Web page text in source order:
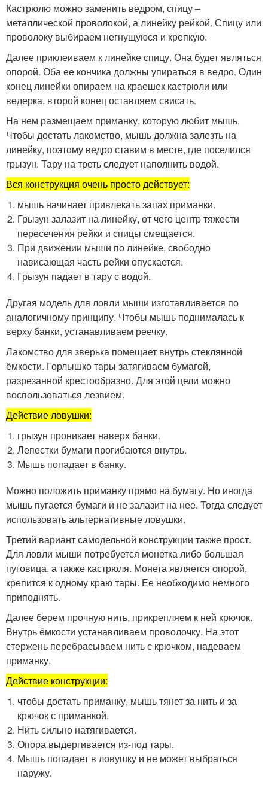
Кастрюлю можно заменить ведром, спицу –
металлической проволокой, а линейку рейкой. Спицу или
проволоку выбираем негнущуюся и крепкую.
Далее приклеиваем к линейке спицу. Она будет являться
опорой. Оба ее кончика должны упираться в ведро. Один
конец линейки опираем на краешек кастрюли или
ведерка, второй конец оставляем свисать.
На нем размещаем приманку, которую любит мышь.
Чтобы достать лакомство, мышь должна залезть на
линейку, поэтому ведро ставим в месте, где поселился
грызун. Тару на треть следует наполнить водой.
Вся конструкция очень просто действует:
мышь начинает привлекать запах приманки.
Грызун залазит на линейку, от чего центр тяжести
пересечения рейки и спицы смещается.
При движении мыши по линейке, свободно
нависающая часть рейки опускается.
Грызун падает в тару с водой.
Другая модель для ловли мыши изготавливается по
аналогичному принципу. Чтобы мышь поднималась к
верху банки, устанавливаем реечку.
Лакомство для зверька помещает внутрь стеклянной
ёмкости. Горлышко тары затягиваем бумагой,
разрезанной крестообразно. Для этой цели можно
воспользоваться лезвием.
Действие ловушки:
грызун проникает наверх банки.
Лепестки бумаги прогибаются внутрь.
Мышь попадает в банку.
Можно положить приманку прямо на бумагу. Но иногда
мышь пугается бумаги и не залазит на нее. Тогда следует
использовать альтернативные ловушки.
Третий вариант самодельной конструкции также прост.
Для ловли мыши потребуется монетка либо большая
пуговица, а также кастрюля. Монета является опорой,
крепится к одному краю тары. Ее необходимо немного
приподнять.
Далее берем прочную нить, прикрепляем к ней крючок.
Внутрь ёмкости устанавливаем проволочку. На этот
стержень перебрасываем нить с крючком, надеваем
приманку.
Действие конструкции:
чтобы достать приманку, мышь тянет за нить и за
крючок с приманкой.
Нить сильно натягивается.
Опора выдергивается из-под тары.
Мышь попадает в ловушку и не может выбраться
наружу.